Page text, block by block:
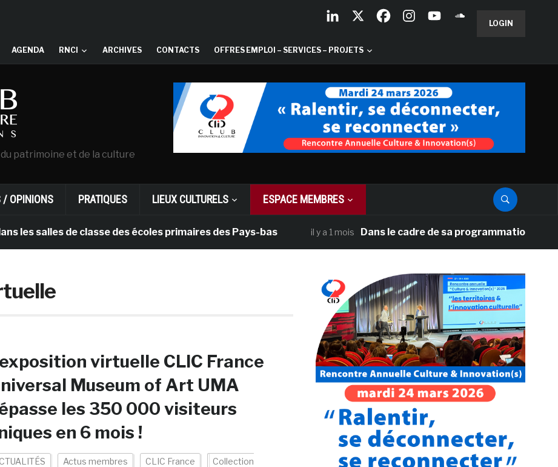
LOGIN
AGENDA RNCI ARCHIVES CONTACTS OFFRES EMPLOI – SERVICES – PROJETS
patrimoine et de la culture
/ OPINIONS PRATIQUES LIEUX CULTURELS ESPACE MEMBRES
de classe des écoles primaires des Pays-bas il y a 1 mois Dans le cadre de sa programmation
virtuelle CLIC France
Museum of Art UMA
les 350 000 visiteurs
en 6 mois !
Actus membres CLIC France Collection